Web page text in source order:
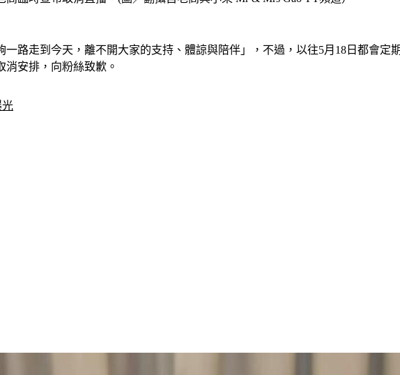
路走到今天，離不開大家的支持、體諒與陪伴」，不過，以往5月18日都會定
安排，向粉絲致歉。
光